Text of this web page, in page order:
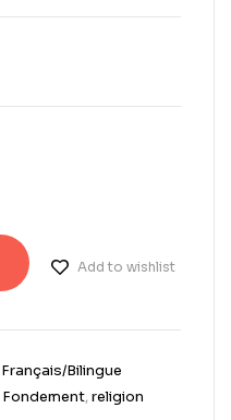
Add to wishlist
Français/Bilingue
Fondement,religion